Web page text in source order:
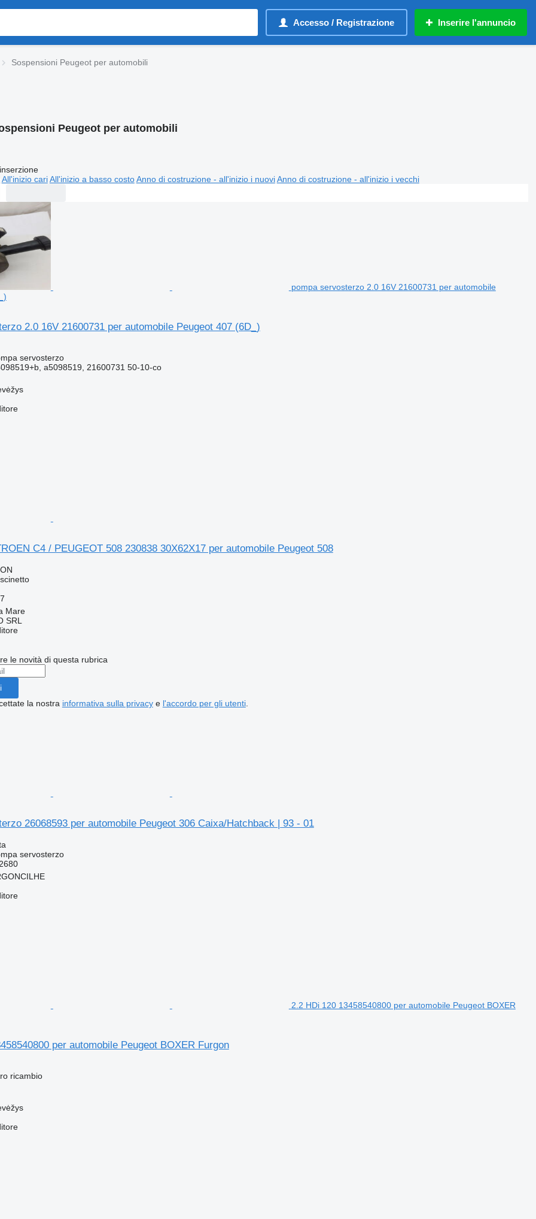
Accesso / Registrazione Inserire l'annuncio
Sospensioni Peugeot per automobili
Peugeot per automobili
All'inizio cari All'inizio a basso costo Anno di costruzione - all'inizio i nuovi Anno di costruzione - all'inizio i vecchi
pompa servosterzo 2.0 16V 21600731 per automobile
2.0 16V 21600731 per automobile Peugeot 407 (6D_)
servosterzo
a5098519, 21600731 50-10-co
C4 / PEUGEOT 508 230838 30X62X17 per automobile Peugeot 508
Mare
SRL
le novità di questa rubrica
la nostra informativa sulla privacye l'accordo per gli utenti.
26068593 per automobile Peugeot 306 Caixa/Hatchback | 93 - 01
servosterzo
2.2 HDi 120 13458540800 per automobile Peugeot BOXER
per automobile Peugeot BOXER Furgon
ricambio